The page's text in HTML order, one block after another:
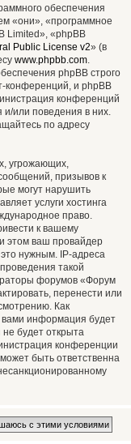
обеспечения
«они», «программное
Limited», «phpBB
Public License v2» (в
www.phpbb.com.
phpBB строго
конференций, и phpBB
конференций
и/или поведения в них.
по адресу
угрожающих,
призывов к
могут нарушить
услуги хостинга
право.
к вашему
этом ваш провайдер
нужным. IP-адреса
такой
форумов «Форум
перенести или
Как
вами информация будет
будет открыта
конференции
быть ответственна